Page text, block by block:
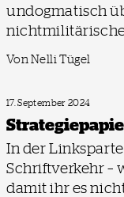
undogmatisch
Von Nelli Tügel
17. September 2024
In der
Schriftverkehr –
damit ihr es